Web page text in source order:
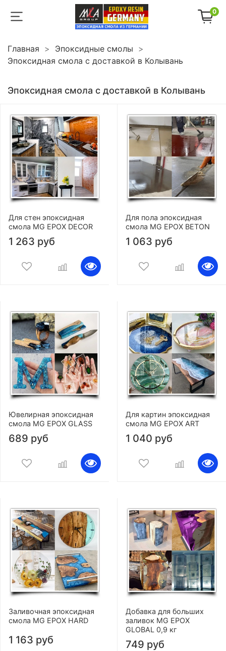
0
Главная
Эпоксидные смолы
Эпоксидная смола с доставкой в Колывань
Эпоксидная смола с доставкой в Колывань
Для стен эпоксидная
смола MG EPOX DECOR
1 263 руб
Для пола эпоксидная
смола MG EPOX BETON
1 063 руб
Ювелирная эпоксидная
смола MG EPOX GLASS
689 руб
Для картин эпоксидная
смола MG EPOX ART
1 040 руб
Заливочная эпоксидная
смола MG EPOX HARD
1 163 руб
Добавка для больших
заливок MG EPOX
GLOBAL 0,9 кг
749 руб